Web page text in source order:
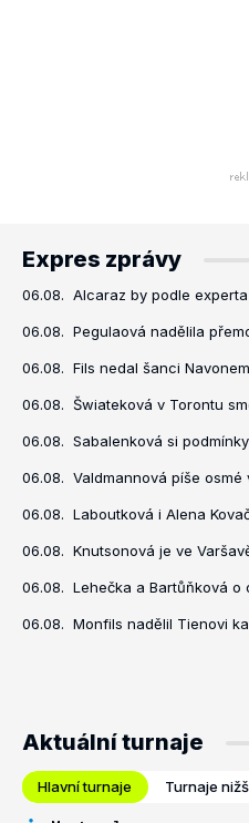
Expres zprávy
06.08. Alcaraz by podle
06.08. Pegulaová nadělila
06.08. Fils nedal šanci
06.08. Šwiateková v Torontu
06.08. Sabalenková si
06.08. Valdmannová píše osmé
06.08. Laboutková i Alena
06.08. Knutsonová je ve
06.08. Lehečka a Bartůňková o
06.08. Monfils nadělil Tienovi
Aktuální turnaje
Hlavní turnaje Turnaje